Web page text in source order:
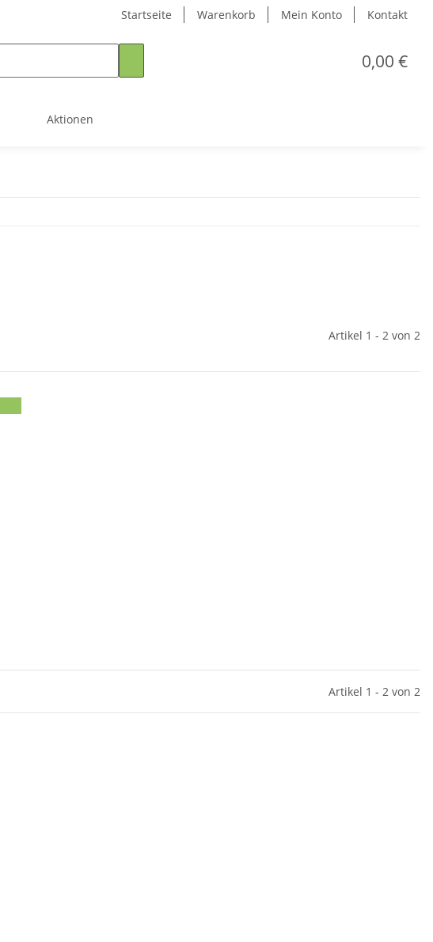
Startseite Warenkorb Mein Konto Kontakt
0,00 €
Aktionen
Artikel 1 - 2 von 2
Artikel 1 - 2 von 2